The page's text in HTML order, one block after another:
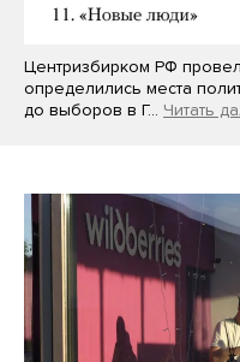
Центризбирком РФ
определились места
до выборов в Г… Читать